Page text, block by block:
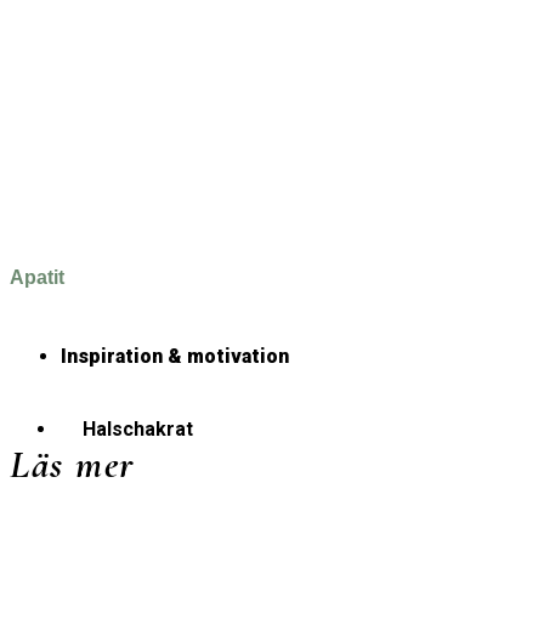
Apatit
Inspiration & motivation
Halschakrat
Läs mer